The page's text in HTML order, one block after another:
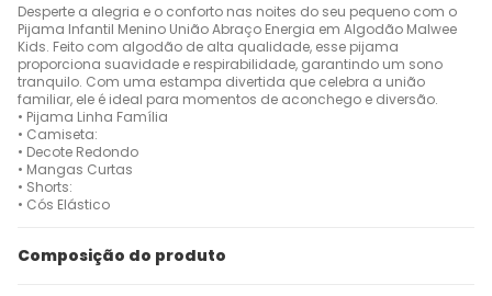
Desperte a alegria e o conforto nas noites do seu pequeno com o
Pijama Infantil Menino União Abraço Energia em Algodão Malwee
Kids. Feito com algodão de alta qualidade, esse pijama
proporciona suavidade e respirabilidade, garantindo um sono
tranquilo. Com uma estampa divertida que celebra a união
familiar, ele é ideal para momentos de aconchego e diversão.
• Pijama Linha Família
• Camiseta:
• Decote Redondo
• Mangas Curtas
• Shorts:
• Cós Elástico
Composição do produto